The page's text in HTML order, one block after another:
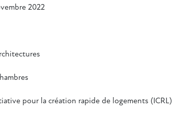
2022
pour la création rapide de logements (ICRL)